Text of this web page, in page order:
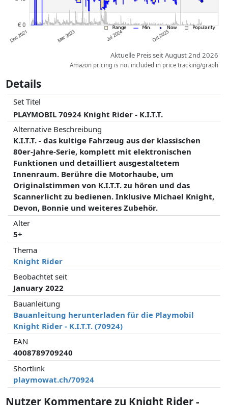
Aktuelle Preis seit August 2nd 2026
Amazon pricing is not included in price tracking/graph
Details
Set Titel
PLAYMOBIL 70924 Knight Rider - K.I.T.T.
Alternative Beschreibung
K.I.T.T. - das kultige Fahrzeug aus der klassischen
80er-Jahre-Serie, komplett mit elektronischen
Funktionen und detailliert ausgestaltetem
Innenraum. Berühre die Motorhaube, um
Originalstimmen von K.I.T.T. zu hören und das
Scannerlicht zu bedienen. Inklusive Michael Knight,
Devon, Bonnie und weiteres Zubehör.
Alter
5+
Thema
Knight Rider
Beobachtet seit
January 2022
Bauanleitung
Bauanleitung herunterladen für die Playmobil
Knight Rider - K.I.T.T. (70924)
EAN
4008789709240
Shortlink
playmowat.ch/70924
Nutzer Kommentare zu Knight Rider -